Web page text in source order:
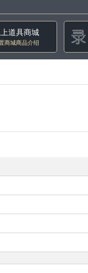
道具商城
商城商品介绍